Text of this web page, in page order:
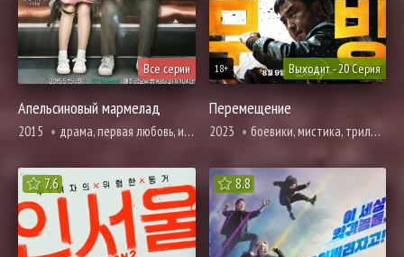
Все серии
Апельсиновый мармелад
2015 драма, первая любовь, история, мелодрама, вебтун, романтика, про призраков, демонов и сверхъестественное, фэнтези, про школу и школьников
Выходит - 20 Серия
18+
Перемещение
2023 боевики, мистика, триллер, фантастика, про школу и школьников
7.6 8.8